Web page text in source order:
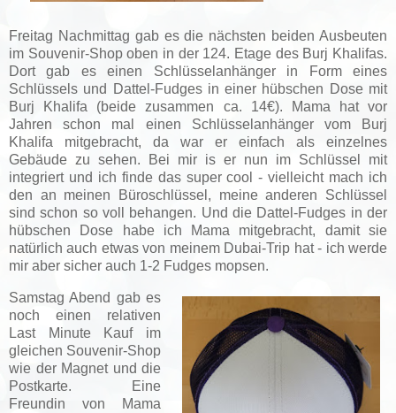
Freitag Nachmittag gab es die nächsten beiden Ausbeuten
im Souvenir-Shop oben in der 124. Etage des Burj Khalifas.
Dort gab es einen Schlüsselanhänger in Form eines
Schlüssels und Dattel-Fudges in einer hübschen Dose mit
Burj Khalifa (beide zusammen ca. 14€). Mama hat vor
Jahren schon mal einen Schlüsselanhänger vom Burj
Khalifa mitgebracht, da war er einfach als einzelnes
Gebäude zu sehen. Bei mir is er nun im Schlüssel mit
integriert und ich finde das super cool - vielleicht mach ich
den an meinen Büroschlüssel, meine anderen Schlüssel
sind schon so voll behangen. Und die Dattel-Fudges in der
hübschen Dose habe ich Mama mitgebracht, damit sie
natürlich auch etwas von meinem Dubai-Trip hat - ich werde
mir aber sicher auch 1-2 Fudges mopsen.
Samstag Abend gab es
noch einen relativen
Last Minute Kauf im
gleichen Souvenir-Shop
wie der Magnet und die
Postkarte. Eine
Freundin von Mama